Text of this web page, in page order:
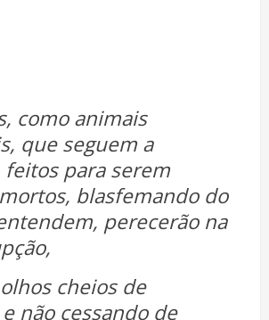
como animais
que seguem a
feitos para serem
blasfemando do
perecerão na
cheios de
não cessando de